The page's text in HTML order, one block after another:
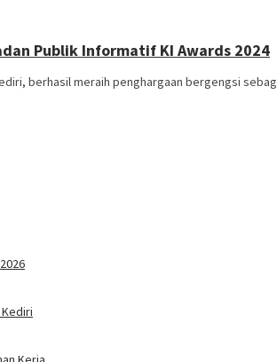
Publik Informatif KI Awards 2024
berhasil meraih penghargaan bergengsi
Kediri